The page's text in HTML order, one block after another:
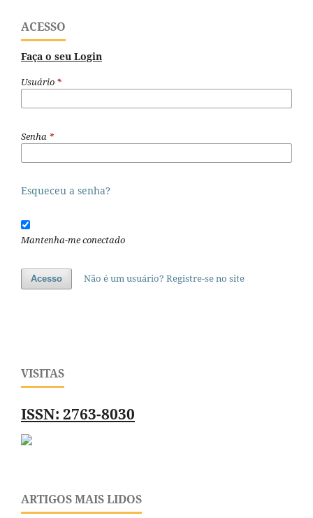
ACESSO
Faça o seu Login
Usuário *
Senha *
Esqueceu a senha?
Mantenha-me conectado
Acesso Não é um usuário? Registre-se no site
VISITAS
ISSN: 2763-8030
ARTIGOS MAIS LIDOS